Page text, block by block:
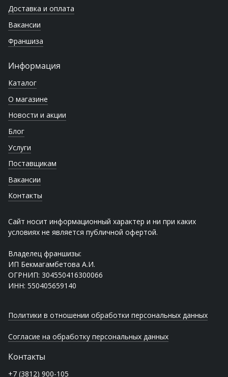
Доставка и оплата
Вакансии
Франшиза
Информация
Каталог
О магазине
Новости и акции
Блог
Услуги
Поставщикам
Вакансии
Контакты
Сайт носит информационный характер и ни при каких
условиях не является публичной офертой.
Владелец франшизы:
ИП Бекмагамбетова А.И.
ОГРНИП: 304550416300066
ИНН: 550405659140
Политики в отношении обработки персональных данных
Согласие на обработку персональных данных
Контакты
+7 (3812) 900-105